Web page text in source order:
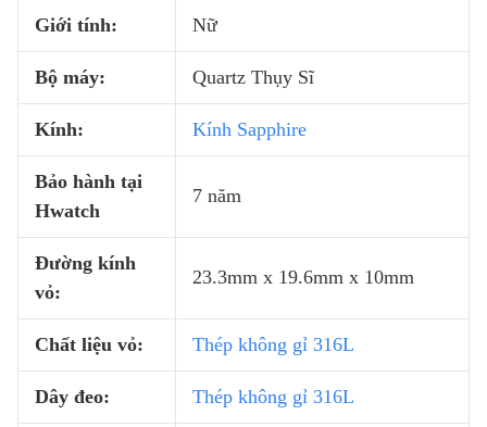
Giới tính: Nữ
Bộ máy: Quartz Thụy Sĩ
Kính: Kính Sapphire
Bảo hành tại
Hwatch
7 năm
Đường kính
vỏ:
23.3mm x 19.6mm x 10mm
Chất liệu vỏ: Thép không gỉ 316L
Dây đeo: Thép không gỉ 316L